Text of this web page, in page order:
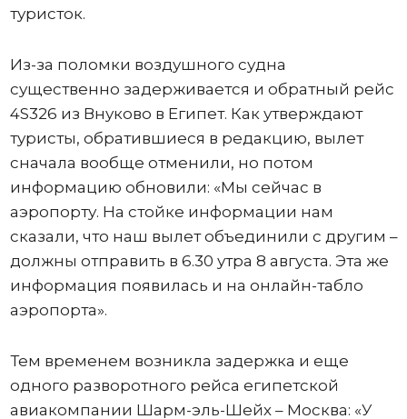
туристок.
Из-за поломки воздушного судна
существенно задерживается и обратный рейс
4S326 из Внуково в Египет. Как утверждают
туристы, обратившиеся в редакцию, вылет
сначала вообще отменили, но потом
информацию обновили: «Мы сейчас в
аэропорту. На стойке информации нам
сказали, что наш вылет объединили с другим –
должны отправить в 6.30 утра 8 августа. Эта же
информация появилась и на онлайн-табло
аэропорта».
Тем временем возникла задержка и еще
одного разворотного рейса египетской
авиакомпании Шарм-эль-Шейх – Москва: «У